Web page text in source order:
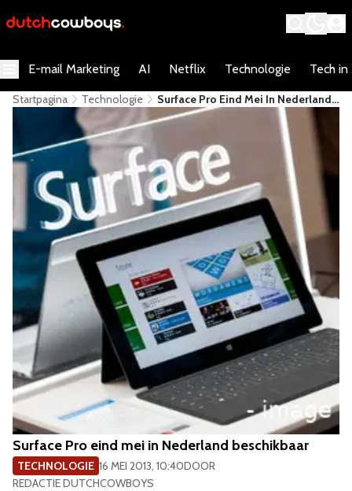
E-mail Marketing AI Netflix Technologie Tech in
Startpagina Technologie
Surface Pro Eind Mei In Nederland
Beschikbaar
Surface Pro eind mei in Nederland beschikbaar
TECHNOLOGIE 16 MEI 2013, 10:40DOOR
REDACTIE DUTCHCOWBOYS